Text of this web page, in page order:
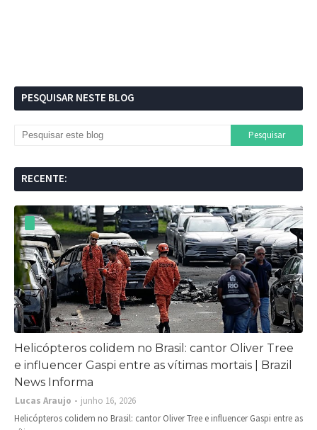
PESQUISAR NESTE BLOG
RECENTE:
Helicópteros colidem no Brasil: cantor Oliver Tree
e influencer Gaspi entre as vítimas mortais | Brazil
News Informa
Lucas Araujo
junho 16, 2026
Helicópteros colidem no Brasil: cantor Oliver Tree e influencer Gaspi entre as